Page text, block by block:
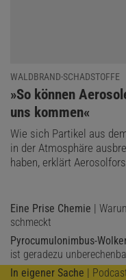
WALDBRAND-SCHADSTOFFE
:
»So können
uns kommen«
Wie sich Partikel aus
in der Atmosphäre
haben, erklärt
Eine Prise Chemie |
schmeckt
Pyrocumulonimbus-
ist geradezu
In eigener Sache |